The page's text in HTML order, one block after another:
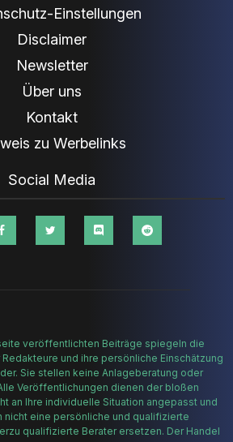
Einstellungen
Disclaimer
Newsletter
Über uns
Kontakt
zu Werbelinks
Social Media
veröffentlichten Beiträge spiegeln die
und ihre persönliche Einschätzung
Sie stellen keine Anlageberatung oder
Veröffentlichungen dienen der bloßen
an Ihre individuelle Situation angepasst und
nicht eine persönliche und qualifizierte
qualifizierte Berater ersetzen. Der Handel